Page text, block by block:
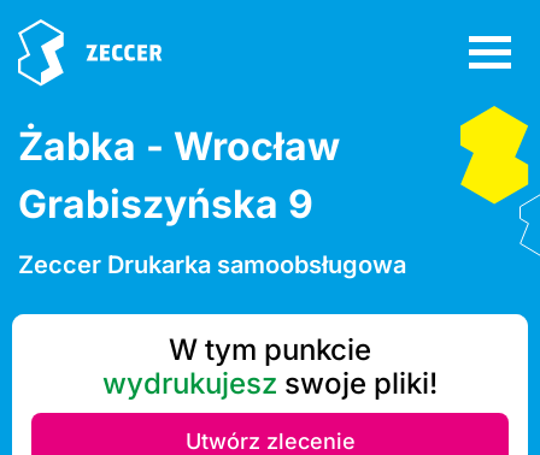
Żabka - Wrocław
Grabiszyńska 9
Zeccer Drukarka samoobsługowa
W tym punkcie
wydrukujesz swoje pliki!
Utwórz zlecenie